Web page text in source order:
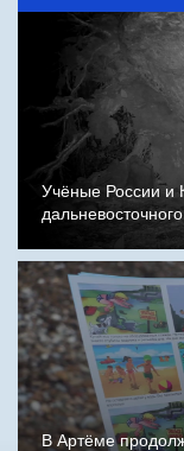
Учёные России и
В Артёме